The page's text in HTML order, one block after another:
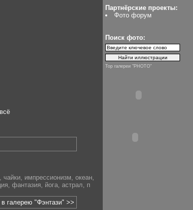
чайки, импрессионизм океан,
фантазия йога, астрал п
в галерею "Фэнтази" >>
Партнёрские проекты:
Фото форум
Поиск фото:
Top галереи "PHOTO"